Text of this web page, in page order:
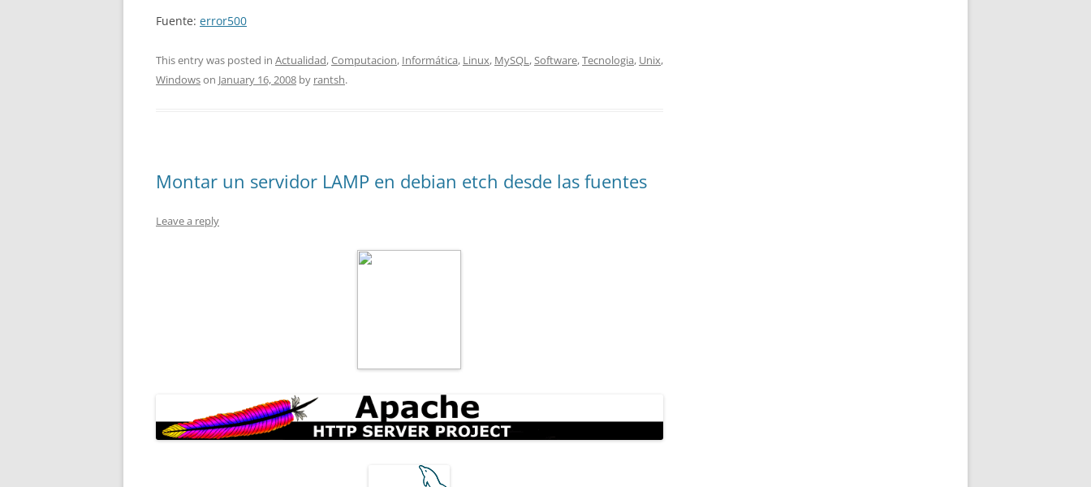
Fuente: error500
This entry was posted in Actualidad,Computacion, Informática, Linux, MySQL,Software,Tecnologia, Unix,
Windowson January 16, 2008 by rantsh.
Montar un servidor LAMP en debian etch desde las fuentes
Leave a reply